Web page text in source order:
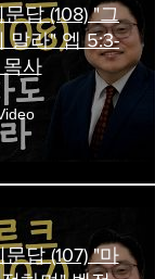
답 (108) "그
말라" 엡 5:3-
사
답 (107) "마